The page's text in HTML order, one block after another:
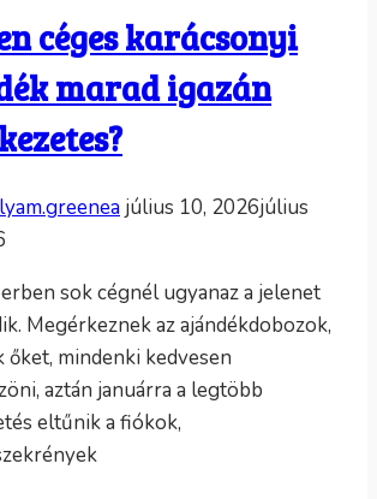
céges karácsonyi
marad igazán
július 10, 2026július
sok cégnél ugyanaz a jelenet
Megérkeznek az ajándékdobozok,
őket, mindenki kedvesen
aztán januárra a legtöbb
eltűnik a fiókok,